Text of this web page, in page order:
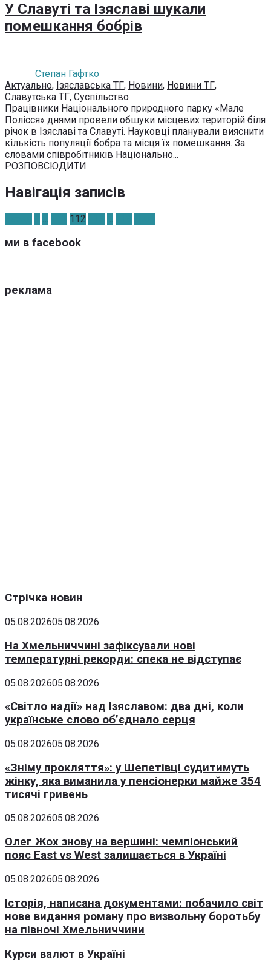
У Славуті та Ізяславі шукали
помешкання бобрів
Степан Гафтко
Актуально, Ізяславська ТГ, Новини, Новини ТГ,
Славутська ТГ, Суспільство
Працівники Національного природного парку «Мале
Полісся» днями провели обшуки місцевих територій біля
річок в Ізяславі та Славуті. Науковці планували вияснити
кількість популяції бобра та місця їх помешкання. За
словами співробітників Національно...
РОЗПОВСЮДИТИ
Навігація записів
… 112 …
ми в facebook
реклама
Стрічка новин
05.08.202605.08.2026
На Хмельниччині зафіксували нові
температурні рекорди: спека не відступає
05.08.202605.08.2026
«Світло надії» над Ізяславом: два дні, коли
українське слово об’єднало серця
05.08.202605.08.2026
«Зніму прокляття»: у Шепетівці судитимуть
жінку, яка виманила у пенсіонерки майже 354
тисячі гривень
05.08.202605.08.2026
Олег Жох знову на вершині: чемпіонський
пояс East vs West залишається в Україні
05.08.202605.08.2026
Історія, написана документами: побачило світ
нове видання роману про визвольну боротьбу
на півночі Хмельниччини
Курси валют в Україні